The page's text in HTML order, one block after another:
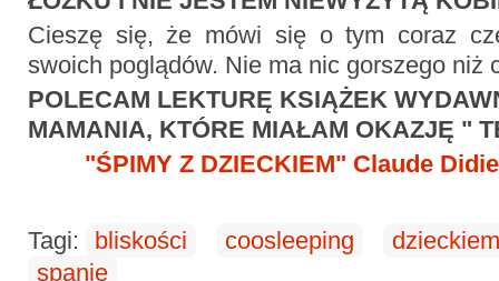
Cieszę się, że mówi się o tym coraz
swoich poglądów. Nie ma nic gorszego niż
POLECAM LEKTURĘ KSIĄŻEK
MAMANIA, KTÓRE MIAŁAM OKAZJĘ "
"ŚPIMY Z DZIECKIEM" Claude
Tagi: bliskości coosleeping
dzieckiem
spanie